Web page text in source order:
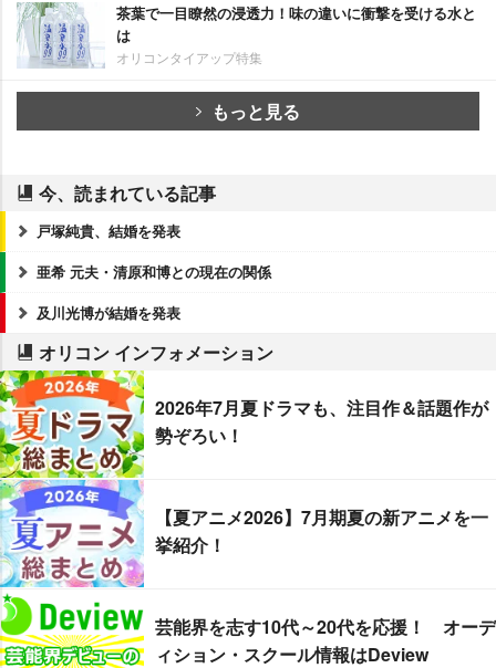
茶葉で一目瞭然の浸透力！味の違いに衝撃を受ける水と
は
オリコンタイアップ特集
もっと見る
今、読まれている記事
戸塚純貴、結婚を発表
亜希 元夫・清原和博との現在の関係
及川光博が結婚を発表
オリコン インフォメーション
2026年7月夏ドラマも、注目作＆話題作が
勢ぞろい！
【夏アニメ2026】7月期夏の新アニメを一
挙紹介！
芸能界を志す10代～20代を応援！ オーデ
ィション・スクール情報はDeview